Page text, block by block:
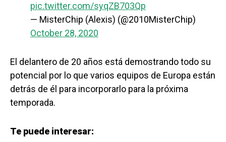
pic.twitter.com/syqZB703Qp
— MisterChip (Alexis) (@2010MisterChip)
October 28, 2020
El delantero de 20 años está demostrando todo su
potencial por lo que varios equipos de Europa están
detrás de él para incorporarlo para la próxima
temporada.
Te puede interesar: